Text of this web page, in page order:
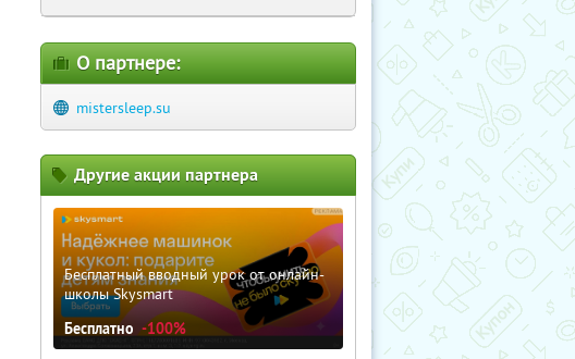
О партнере:
mistersleep.su
Другие акции партнера
Бесплатный вводный урок от онлайн-
школы Skysmart
Бесплатно -100%